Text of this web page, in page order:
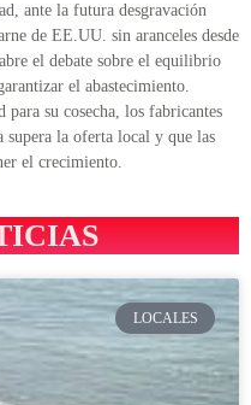
ante la futura desgravación
de EE.UU. sin aranceles desde
el debate sobre el equilibrio
el abastecimiento.
su cosecha, los fabricantes
supera la oferta local y que las
el crecimiento.
LOCALES